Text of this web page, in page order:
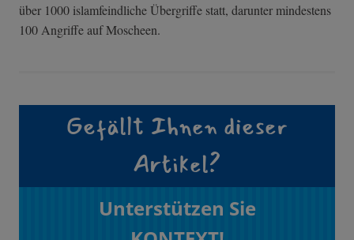
über 1000 islamfeindliche Übergriffe statt, darunter mindestens
100 Angriffe auf Moscheen.
Gefällt Ihnen dieser
Artikel?
Unterstützen Sie